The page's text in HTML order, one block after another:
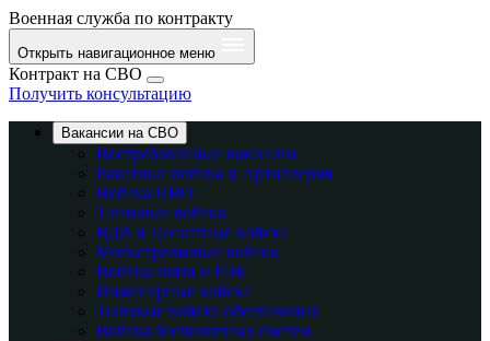
Военная служба по контракту
Открыть навигационное меню
Контракт на СВО
Получить консультацию
Вакансии на СВО
Востребованные вакансии
Ракетные войска и Артиллерия
Войска ПВО
Танковые войска
ВДВ и Десантные войска
Мотострелковые войска
Войска связи и РЭБ
Инженерные войска
Тыловые войска обеспечения
Войска беспилотных систем